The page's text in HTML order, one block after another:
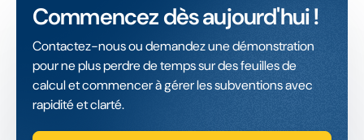
Commencez dès aujourd'hui !
Contactez-nous ou demandez une démonstration
pour ne plus perdre de temps sur des feuilles de
calcul et commencer à gérer les subventions avec
rapidité et clarté.